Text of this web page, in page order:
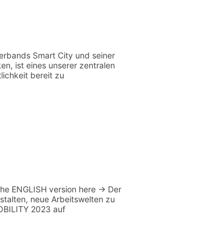
Smart City und seiner
ist eines unserer zentralen
bereit zu
ENGLISH version here -> Der
neue Arbeitswelten zu
2023 auf